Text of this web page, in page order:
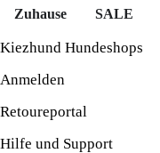
Zuhause SALE
Kiezhund Hundeshops
Anmelden
Retoureportal
Hilfe und Support